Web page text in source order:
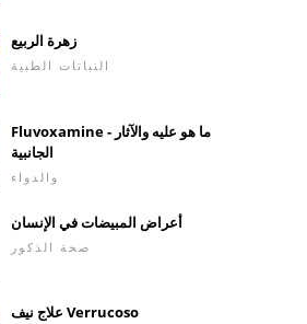
زهرة الربيع
النباتات الطبية
Fluvoxamine - ما هو عليه والآثار
الجانبية
والدواء
أعراض المبيضات في الإنسان
صحة الذكور
علاج نيف Verrucoso